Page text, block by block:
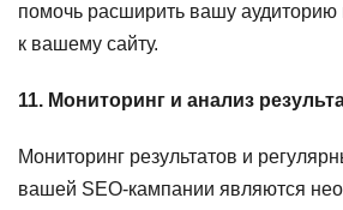
помочь расширить вашу аудиторию
к вашему сайту.
11. Мониторинг и анализ
Мониторинг результатов и
вашей SEO-кампании являются